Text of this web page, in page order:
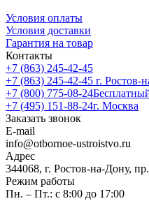
Условия оплаты
Условия доставки
Гарантия на товар
Контакты
+7 (863) 245-42-45
+7 (863) 245-42-45 г. Ростов-
+7 (800) 775-08-24
+7 (495) 151-88-24г. Москва
Заказать звонок
E-mail
info@otbornoe-ustroistvo.ru
Адрес
344068, г. Ростов-на-Дону,
Режим работы
Пн. – Пт.: с 8:00 до 17:00